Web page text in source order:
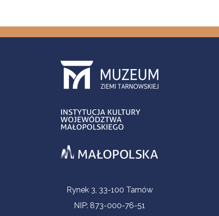
Informacje kontaktoweRynek 3, 33-100 Tarnów
NIP: 873-000-76-51